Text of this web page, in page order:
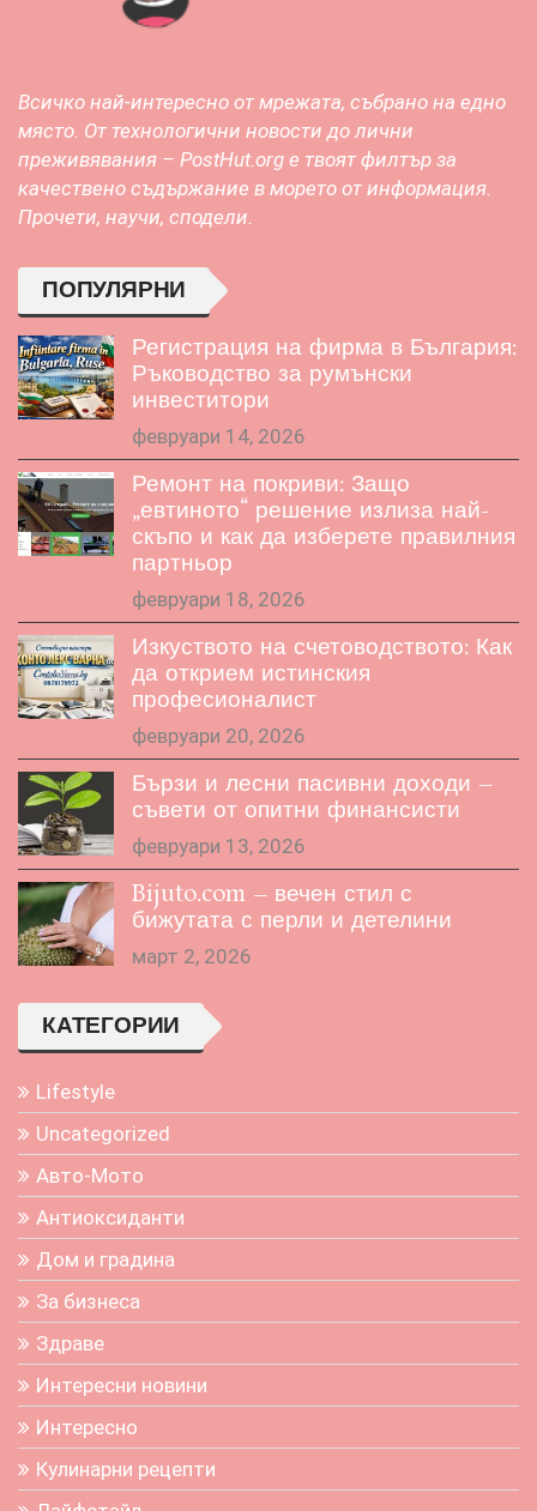
Всичко най-интересно от мрежата, събрано на едно
място. От технологични новости до лични
преживявания – PostHut.org е твоят филтър за
качествено съдържание в морето от информация.
Прочети, научи, сподели.
ПОПУЛЯРНИ
Регистрация на фирма в България:
Ръководство за румънски
инвеститори
февруари 14, 2026
Ремонт на покриви: Защо
„евтиното“ решение излиза най-
скъпо и как да изберете правилния
партньор
февруари 18, 2026
Изкуството на счетоводството: Как
да открием истинския
професионалист
февруари 20, 2026
Бързи и лесни пасивни доходи –
съвети от опитни финансисти
февруари 13, 2026
Bijuto.com – вечен стил с
бижутата с перли и детелини
март 2, 2026
КАТЕГОРИИ
Lifestyle
Uncategorized
Авто-Мото
Антиоксиданти
Дом и градина
За бизнеса
Здраве
Интересни новини
Интересно
Кулинарни рецепти